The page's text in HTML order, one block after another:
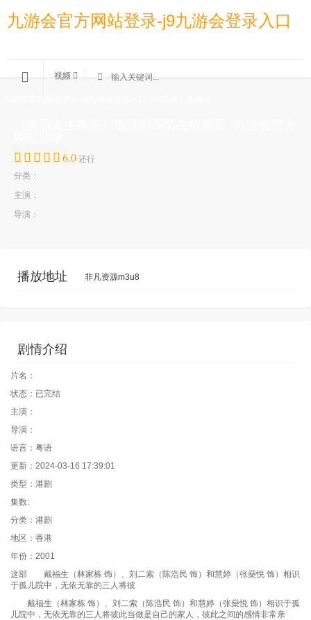
九游会官方网站登录-j9九游会登录入口
视频
6.0 还行
分类：
主演：
导演：
播放地址 非凡资源m3u8
剧情介绍
片名：
状态：已完结
主演：
导演：
语言：粤语
更新：2024-03-16 17:39:01
类型：港剧
集数:
分类：港剧
地区：香港
年份：2001
这部 戴福生（林家栋 饰）、刘二索（陈浩民 饰）和慧婷（张燊悦 饰）相识
于孤儿院中，无依无靠的三人将彼
戴福生（林家栋 饰）、刘二索（陈浩民 饰）和慧婷（张燊悦 饰）相识于孤
儿院中，无依无靠的三人将彼此当做是自己的家人，彼此之间的感情非常亲